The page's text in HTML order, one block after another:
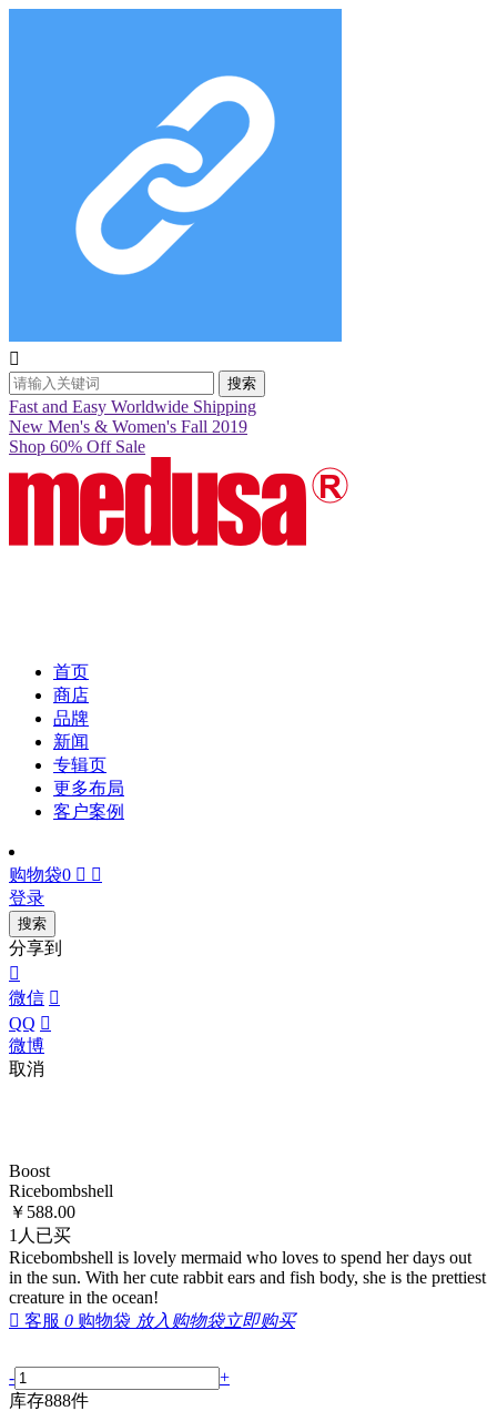

搜索
Fast and Easy Worldwide Shipping
New Men's & Women's Fall 2019
Shop 60% Off Sale
首页
商店
品牌
新闻
专辑页
更多布局
客户案例
购物袋0  
登录
搜索
分享到

微信 
QQ 
微博
取消
Boost
Ricebombshel​​l
￥ 588.00
1 人已买
Ricebombshell is lovely mermaid who loves to spend her days out
in the sun. With her cute rabbit ears and fish body, she is the prettiest
creature in the ocean!
 客服 0 购物袋 放入购物袋立即购买
-
+
库存888件